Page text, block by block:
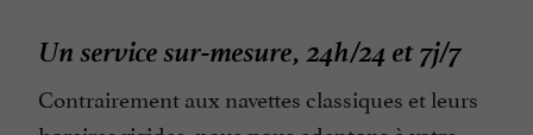
Un service sur-mesure, 24h/24 et 7j/7
Contrairement aux navettes classiques et leurs